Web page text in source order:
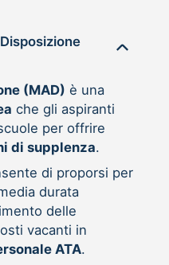
(MAD) è una
che gli aspiranti
per offrire
di supplenza.
di proporsi per
durata
delle
vacanti in
ATA.